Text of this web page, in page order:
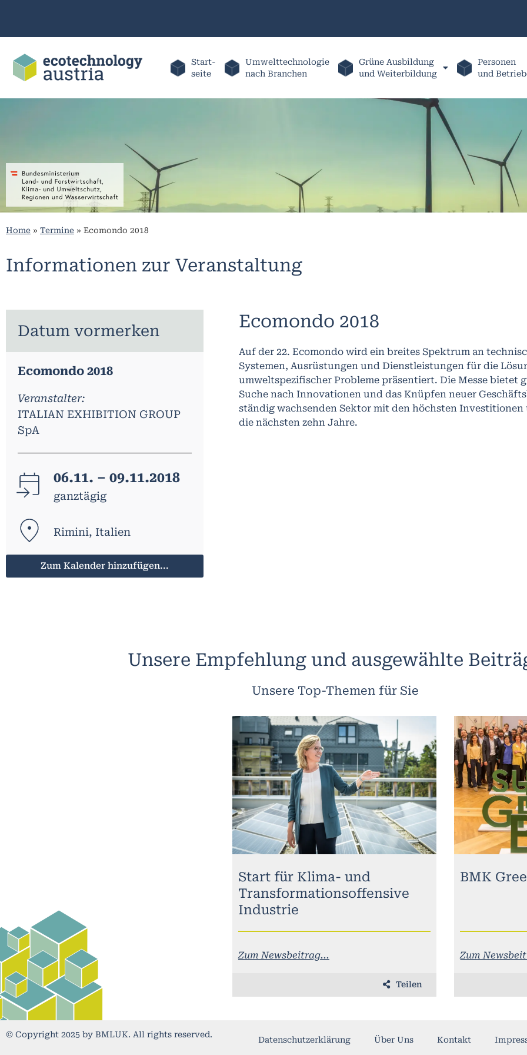
Start-
seite
Umwelttechnologie
nach Branchen
Grüne Ausbildung
und Weiterbildung
Personen
und
Home » Termine » Ecomondo 2018
Informationen zur Veranstaltung
Datum vormerken
Ecomondo 2018
Veranstalter:
ITALIAN EXHIBITION GROUP
SpA
06.11. – 09.11.2018
ganztägig
Rimini, Italien
Zum Kalender hinzufügen...
Ecomondo 2018
Auf der 22. Ecomondo wird ein breites Spektrum an
Systemen, Ausrüstungen und Dienstleistungen für die
umweltspezifischer Probleme präsentiert. Die Messe bietet
Suche nach Innovationen und das Knüpfen neuer
ständig wachsenden Sektor mit den höchsten
die nächsten zehn Jahre.
Unsere Empfehlung und ausgewählte
Unsere Top-Themen für Sie
Start für Klima- und
Transformationsoffensive
Industrie
Zum Newsbeitrag...
Teilen
BMK
Zum
© Copyright 2025 by BMLUK. All rights reserved.
Datenschutzerklärung Über Uns Kontakt